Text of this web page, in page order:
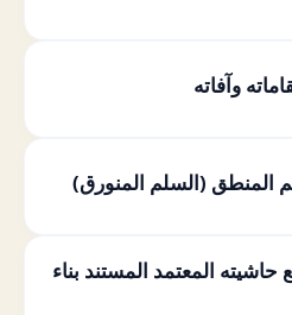
وآفاته
المنطق (السلم المنورق)
حاشيته المعتمد المستند بناء